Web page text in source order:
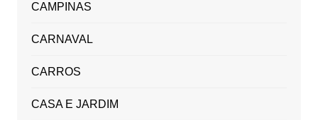
CAMPINAS
CARNAVAL
CARROS
CASA E JARDIM